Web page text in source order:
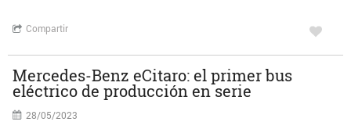
Compartir
Mercedes-Benz eCitaro: el primer bus
eléctrico de producción en serie
28/05/2023